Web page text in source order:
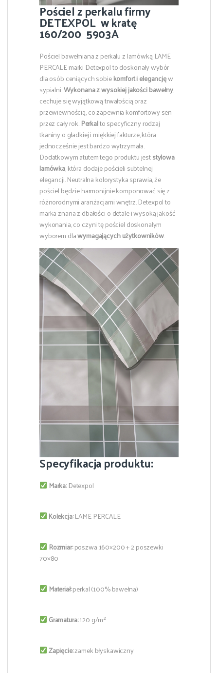
Pościel z perkalu firmy
DETEXPOL w kratę
160/200 5903A
Pościel bawełniana z perkalu z lamówką LAME
PERCALE marki Detexpol to doskonały wybór
dla osób ceniących sobiekomfort i elegancjęw
sypialni.Wykonana z wysokiej jakości bawełny,
cechuje się wyjątkową trwałością oraz
przewiewnością, co zapewnia komfortowy sen
przez cały rok. Perkalto specyficzny rodzaj
tkaniny o gładkiej i miękkiej fakturze, która
jednocześnie jest bardzo wytrzymała.
Dodatkowym atutem tego produktu jeststylowa
lamówka, która dodaje pościeli subtelnej
elegancji. Neutralna kolorystyka sprawia, że
pościel będzie harmonijnie komponować się z
różnorodnymi aranżacjami wnętrz. Detexpol to
marka znana z dbałości o detale i wysoką jakość
wykonania, co czyni tę pościel doskonałym
wyborem dlawymagających użytkowników.
Specyfikacja produktu:
Marka:Detexpol
Kolekcja:LAME PERCALE
Rozmiar:poszwa 160×200 + 2 poszewki
70×80
Materiał:perkal (100% bawełna)
Gramatura:120 g/m²
Zapięcie:zamek błyskawiczny